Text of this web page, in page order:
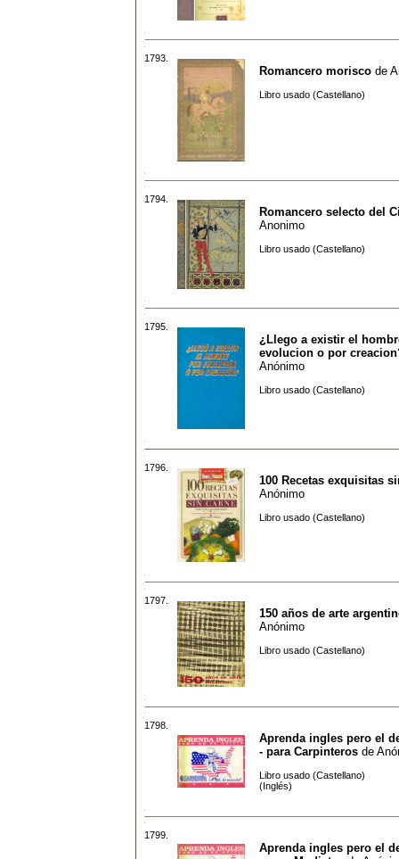
1793.
Romancero morisco de
Libro usado (Castellano)
1794.
Romancero selecto del
Anonimo
Libro usado (Castellano)
1795.
¿Llego a existir el
evolucion o por
Anónimo
Libro usado (Castellano)
1796.
100 Recetas exquisitas
Anónimo
Libro usado (Castellano)
1797.
150 años de arte
Anónimo
Libro usado (Castellano)
1798.
Aprenda ingles pero el
- para Carpinteros de
Libro usado (Castellano)
(Inglés)
1799.
Aprenda ingles pero el